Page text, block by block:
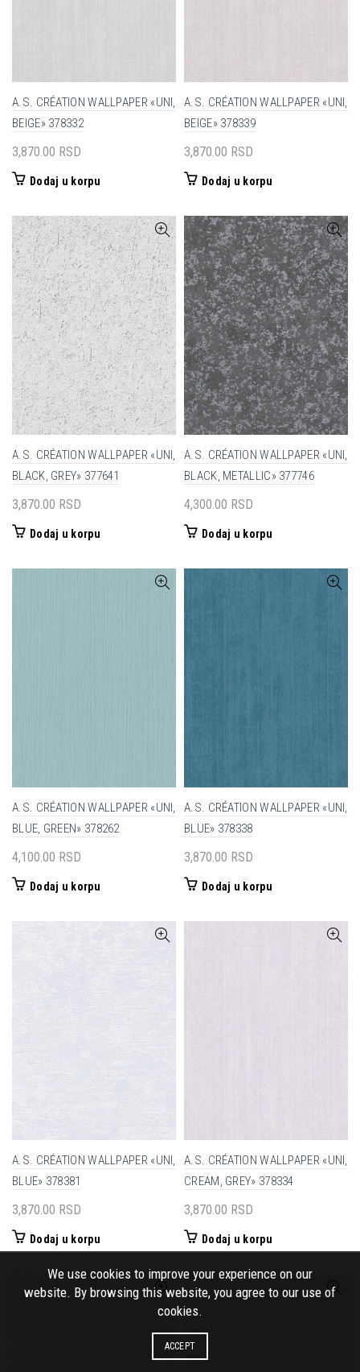
A.S. CRÉATION WALLPAPER «UNI,
BEIGE» 378332
3,870.00 RSD
Dodaj u korpu
A.S. CRÉATION WALLPAPER «UNI,
BEIGE» 378339
3,870.00 RSD
Dodaj u korpu
A.S. CRÉATION WALLPAPER «UNI,
BLACK, GREY» 377641
3,870.00 RSD
Dodaj u korpu
A.S. CRÉATION WALLPAPER «UNI,
BLACK, METALLIC» 377746
4,300.00 RSD
Dodaj u korpu
A.S. CRÉATION WALLPAPER «UNI,
BLUE, GREEN» 378262
4,100.00 RSD
Dodaj u korpu
A.S. CRÉATION WALLPAPER «UNI,
BLUE» 378338
3,870.00 RSD
Dodaj u korpu
A.S. CRÉATION WALLPAPER «UNI,
BLUE» 378381
3,870.00 RSD
Dodaj u korpu
A.S. CRÉATION WALLPAPER «UNI,
CREAM, GREY» 378334
3,870.00 RSD
Dodaj u korpu
We use cookies to improve your experience on our
website. By browsing this website, you agree to our use of
cookies.
ACCEPT